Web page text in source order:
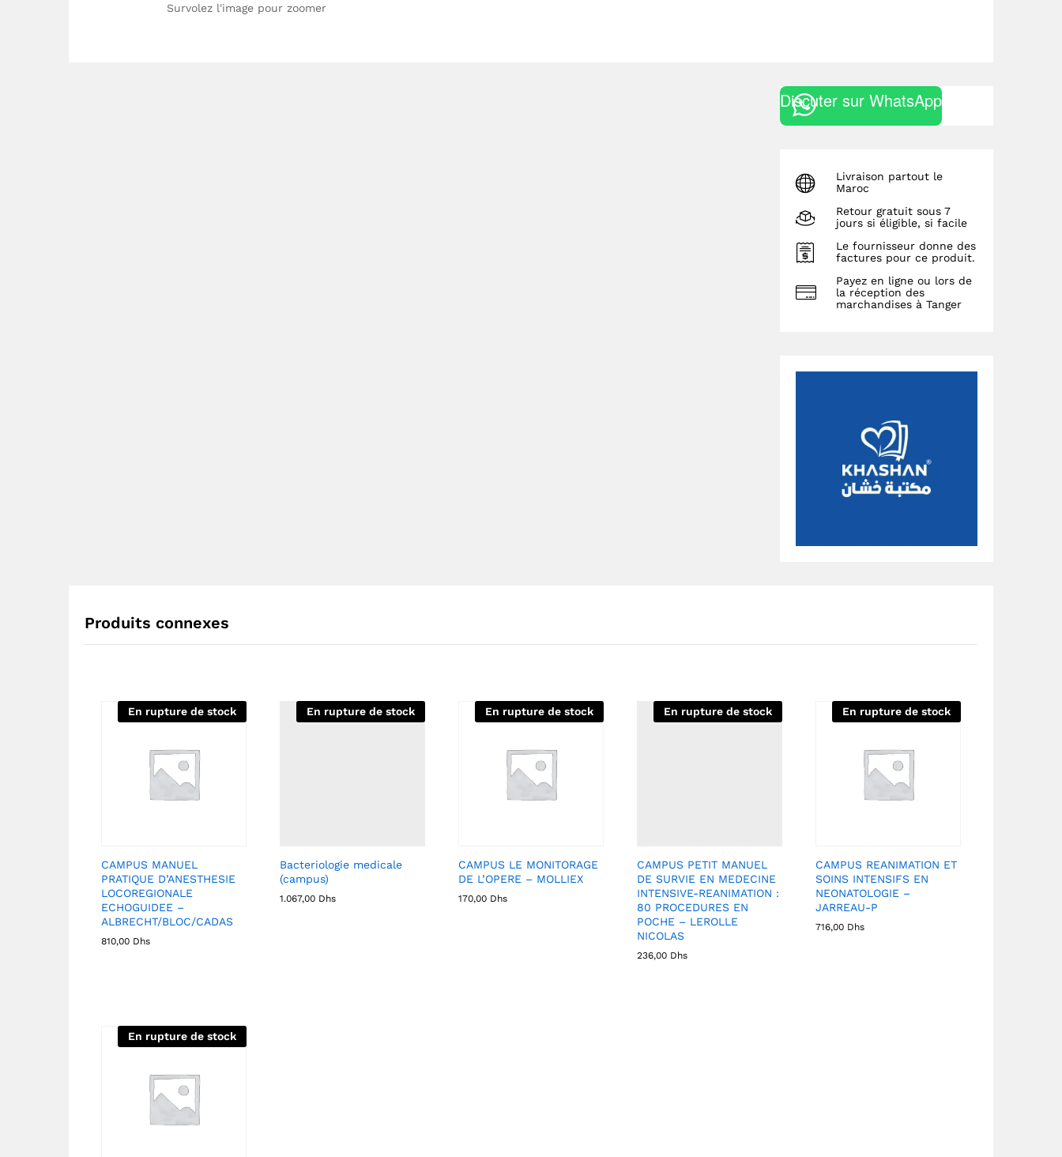
Survolez l'image pour zoomer
Discuter sur WhatsApp
Livraison partout le
Maroc
Retour gratuit sous 7
jours si éligible, si facile
Le fournisseur donne des
factures pour ce produit.
Payez en ligne ou lors de
la réception des
marchandises à Tanger
Produits connexes
En rupture de stock
CAMPUS MANUEL
PRATIQUE D’ANESTHESIE
LOCOREGIONALE
ECHOGUIDEE –
ALBRECHT/BLOC/CADAS
810,00 Dhs
En rupture de stock
Bacteriologie medicale
(campus)
1.067,00 Dhs
En rupture de stock
CAMPUS LE MONITORAGE
DE L’OPERE – MOLLIEX
170,00 Dhs
En rupture de stock
CAMPUS PETIT MANUEL
DE SURVIE EN MEDECINE
INTENSIVE-REANIMATION :
80 PROCEDURES EN
POCHE – LEROLLE
NICOLAS
236,00 Dhs
En rupture de stock
CAMPUS REANIMATION ET
SOINS INTENSIFS EN
NEONATOLOGIE –
JARREAU-P
716,00 Dhs
En rupture de stock